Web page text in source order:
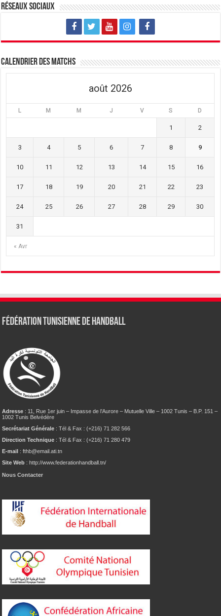
Réseaux sociaux
Calendrier des matchs
août 2026
L M M J V S D
« Avr
1 2
3 4 5 6 7 8 9
10 11 12 13 14 15 16
17 18 19 20 21 22 23
24 25 26 27 28 29 30
31
Fédération tunisienne de Handball
Adresse : 11, Rue 1er juin – Impasse de l’Aurore – Mutuelle Ville – 1002 Tunis – B.P. 151 –
1002 Tunis Belvédère
Secrétariat Générale : Tél & Fax : (+216) 71 282 566
Direction Technique : Tél & Fax : (+216) 71 280 479
E-mail : fthb@email.ati.tn
Site Web : http://www.federationhandball.tn/
Nous Contacter